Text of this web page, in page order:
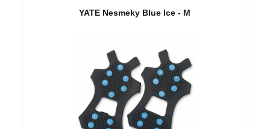
YATE Nesmeky Blue Ice - M